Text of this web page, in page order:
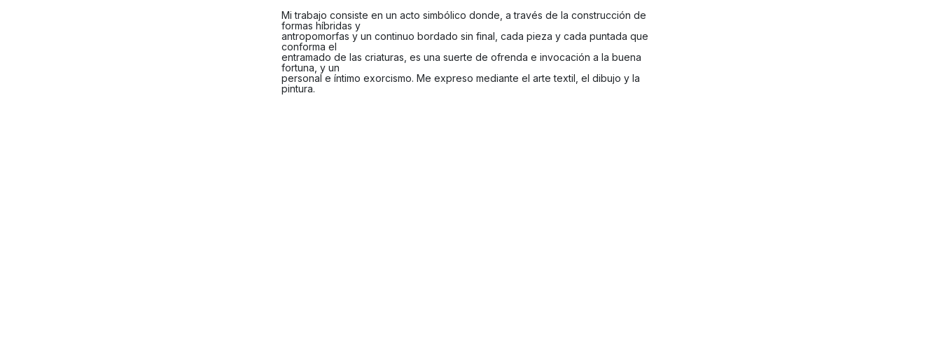
Mi trabajo consiste en un acto simbólico donde, a través de la construcción de
formas híbridas y
antropomorfas y un continuo bordado sin final, cada pieza y cada puntada que
conforma el
entramado de las criaturas, es una suerte de ofrenda e invocación a la buena
fortuna, y un
personal e íntimo exorcismo. Me expreso mediante el arte textil, el dibujo y la
pintura.